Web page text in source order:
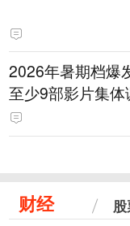
2026年暑期档爆
至少9部影片集
评人直言不看好
间就能大卖？
财经